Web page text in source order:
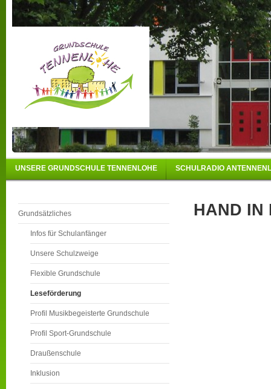
UNSERE GRUNDSCHULE TENNENLOHE SCHULRADIO
Grundsätzliches
Infos für Schulanfänger
Unsere Schulzweige
Flexible Grundschule
Leseförderung
Profil Musikbegeisterte Grundschule
Profil Sport-Grundschule
Draußenschule
Inklusion
HAND IN